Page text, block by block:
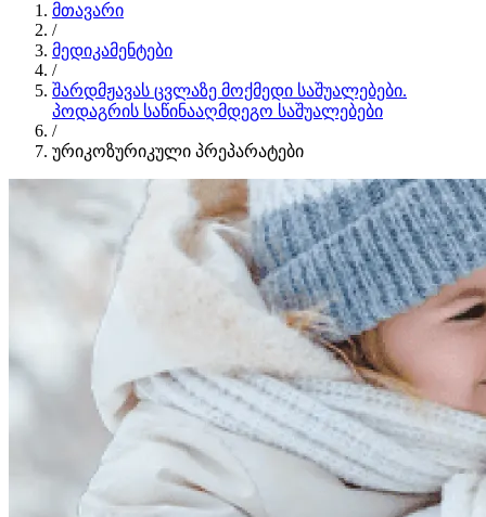
მთავარი
/
მედიკამენტები
/
შარდმჟავას ცვლაზე მოქმედი საშუალებები.
პოდაგრის საწინააღმდეგო საშუალებები
/
ურიკოზურიკული პრეპარატები